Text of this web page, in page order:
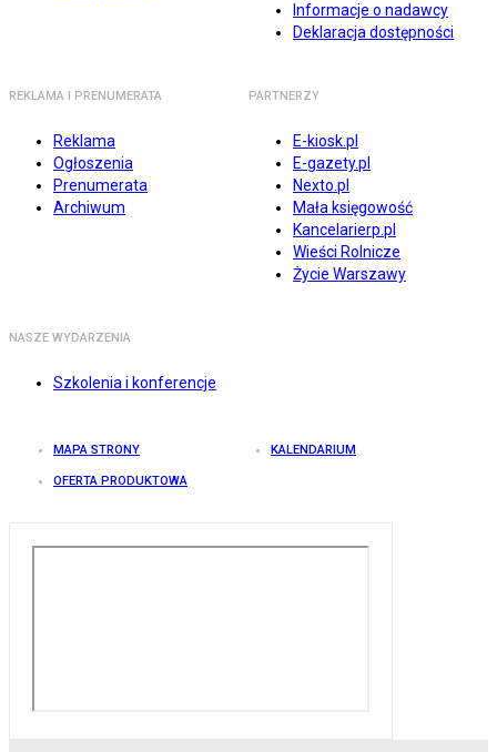
Informacje o nadawcy
Deklaracja dostępności
REKLAMA I PRENUMERATA
Reklama
Ogłoszenia
Prenumerata
Archiwum
PARTNERZY
E-kiosk.pl
E-gazety.pl
Nexto.pl
Mała księgowość
Kancelarierp.pl
Wieści Rolnicze
Życie Warszawy
NASZE WYDARZENIA
Szkolenia i konferencje
MAPA STRONY KALENDARIUM
OFERTA PRODUKTOWA